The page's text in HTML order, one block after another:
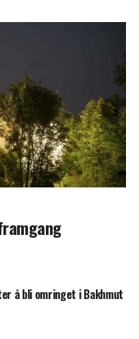
å bli omringet i Bakhmut